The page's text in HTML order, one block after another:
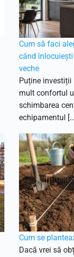
Cum să faci
când
veche
Puține
mult confortul
schimbarea
echipamentul
Cum se
Dacă vrei să